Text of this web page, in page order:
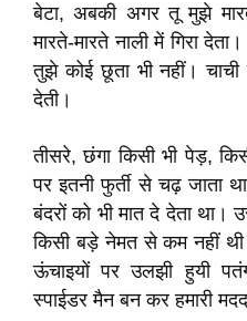
बेटा, अबकी अगर तू मुझे
मारते-मारते नाली में गिरा
तुझे कोई छूता भी नहीं।
देती।
तीसरे, छंगा किसी भी पेड़,
पर इतनी फुर्ती से चढ़ जाता
बंदरों को भी मात दे देता था।
किसी बड़े नेमत से कम नहीं
ऊंचाइयों पर उलझी हुयी
स्पाईडर मैन बन कर हमारी